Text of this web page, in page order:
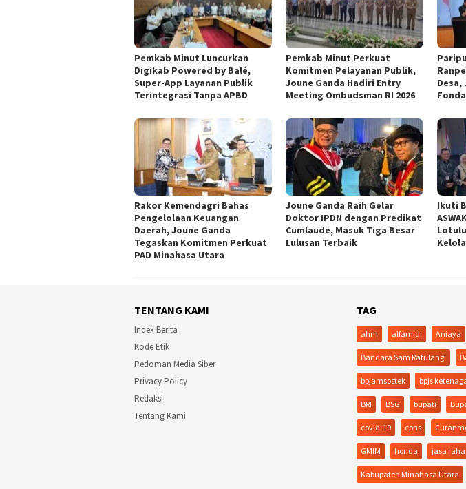
Pemkab Minut Luncurkan
Digikab Powered by Balé,
Super-App Layanan Publik
Terintegrasi Tanpa APBD
Pemkab Minut Perkuat
Komitmen Pelayanan Publik,
Joune Ganda Hadiri Entry
Meeting Ombudsman RI 2026
Desa,
Rakor Kemendagri Bahas
Pengelolaan Keuangan
Daerah, Joune Ganda
Tegaskan Komitmen Perkuat
PAD Minahasa Utara
Joune Ganda Raih Gelar
Doktor IPDN dengan Predikat
Cumlaude, Masuk Tiga Besar
Lulusan Terbaik
Ikuti
TENTANG KAMI
Index Berita
Kode Etik
Pedoman Media Siber
Privacy Policy
Redaksi
Tentang Kami
TAG
ahm alfamidi Aniaya
Bandara Sam Ratulangi
bpjamsostek bpjs
BRI BSG bupati
covid-19 cpns
GMIM honda jasa
Kabupaten Minahasa Utara